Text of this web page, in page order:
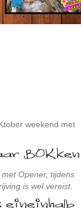
weekend met
BOKken
Opener, tijdens
is wel vereist.